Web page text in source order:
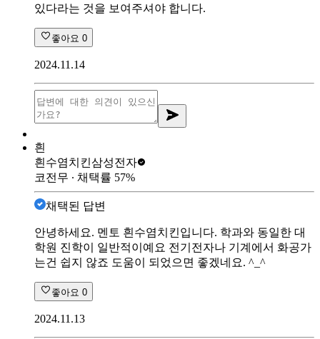
있다라는 것을 보여주셔야 합니다.
좋아요 0
2024.11.14
흰
흰수염치킨삼성전자
코전무 ∙ 채택률 57%
채택된 답변
안녕하세요. 멘토 흰수염치킨입니다. 학과와 동일한 대
학원 진학이 일반적이예요 전기전자나 기계에서 화공가
는건 쉽지 않죠 도움이 되었으면 좋겠네요. ^_^
좋아요 0
2024.11.13